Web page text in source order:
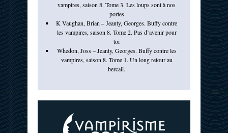
vampires, saison 8. Tome 3. Les loups sont à nos
portes
K Vaughan, Brian – Jeanty, Georges. Buffy contre
les vampires, saison 8. Tome 2. Pas d’avenir pour
toi
Whedon, Joss – Jeanty, Georges. Buffy contre les
vampires, saison 8. Tome 1. Un long retour au
bercail.